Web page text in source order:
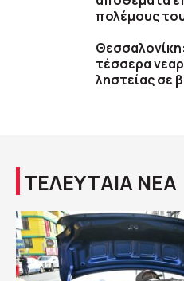
πολέμους
τέσσερα
ληστείας σε
ΤΕΛΕΥΤΑΙΑ ΝΕΑ